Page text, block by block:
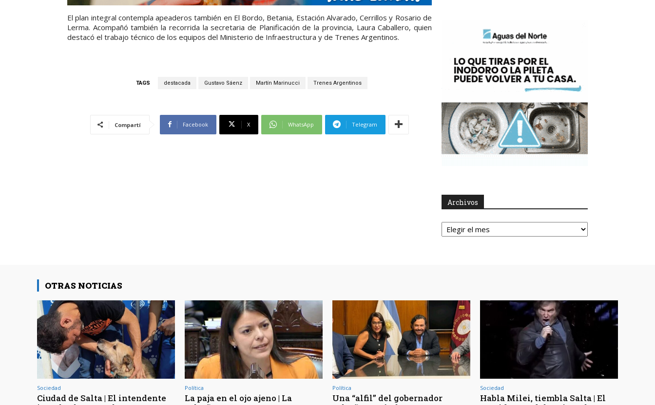
El plan integral contempla apeaderos también en El Bordo, Betania, Estación Alvarado, Cerrillos y Rosario de
Lerma. Acompañó también la recorrida la secretaria de Planificación de la provincia, Laura Caballero, quien
destacó el trabajo técnico de los equipos del Ministerio de Infraestructura y de Trenes Argentinos.
TAGS destacada Gustavo Sáenz Martín Marinucci Trenes Argentinos
Compartí Facebook X WhatsApp Telegram
Archivos
Archivos
OTRAS NOTICIAS
Sociedad
Ciudad de Salta | El intendente
Política
La paja en el ojo ajeno | La
Política
Una “alfil” del gobernador
Sociedad
Habla Milei, tiembla Salta | El